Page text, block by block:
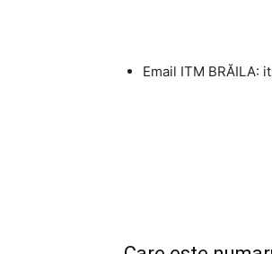
Email ITM BRĂILA: